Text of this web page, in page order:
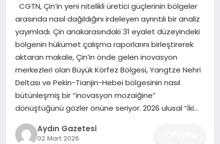
YAŞAM
MAGAZIN
SAĞLIK
EĞITIM
DÜNYA
CGTN, Çin’in yeni nitelikli üretici güçlerinin bölgeler
arasında nasıl dağıldığını irdeleyen ayrıntılı bir analiz
yayımladı. Çin anakarasındaki 31 eyalet düzeyindeki
bölgenin hükümet çalışma raporlarını birleştirerek
aktaran makale, Çin’in önde gelen inovasyon
merkezleri olan Büyük Körfez Bölgesi, Yangtze Nehri
Deltası ve Pekin-Tianjin-Hebei bölgesinin nasıl
bütünleşmiş bir “inovasyon mozaiğine”
dönüştüğünü gözler önüne seriyor. 2026 ulusal “İki…
Aydın Gazetesi
02 Mart 2026